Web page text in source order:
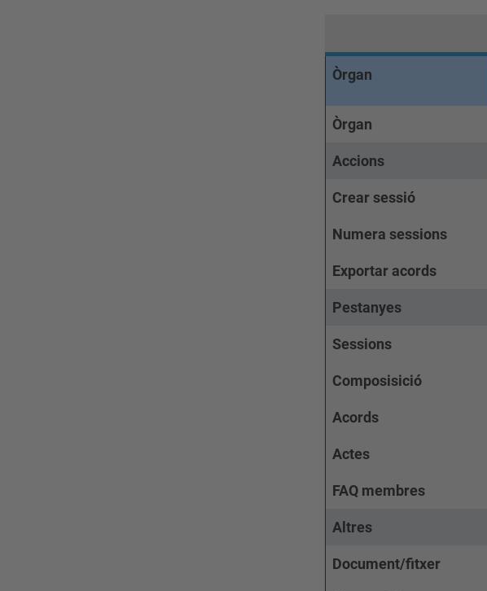
Òrgan
Òrgan
Accions
Crear sessió
Numera sessions
Exportar acords
Pestanyes
Sessions
Composisició
Acords
Actes
FAQ membres
Altres
Document/fitxer